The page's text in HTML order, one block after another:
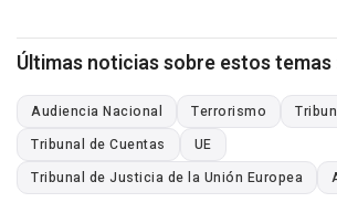
Últimas noticias sobre estos temas
Audiencia Nacional Terrorismo
Tribunal de Cuentas
UE
Tribunal de Justicia de la Unión Europea